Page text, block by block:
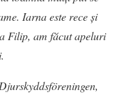
Iarna este rece și
Filip, am făcut apeluri
reningen,